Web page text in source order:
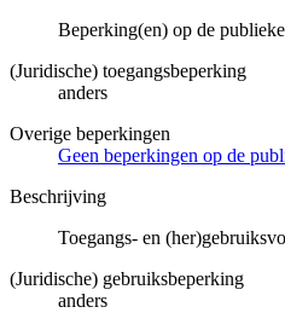
Beperking(en) op de
(Juridische) toegangsbeperking
anders
Overige beperkingen
Geen beperkingen op de
Beschrijving
Toegangs- en
(Juridische) gebruiksbeperking
anders